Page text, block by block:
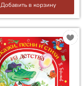
Добавить в корзину